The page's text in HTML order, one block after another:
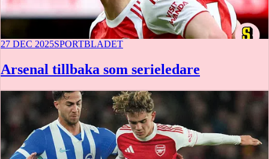
27 DEC 2025SPORTBLADET
Arsenal tillbaka som serieledare